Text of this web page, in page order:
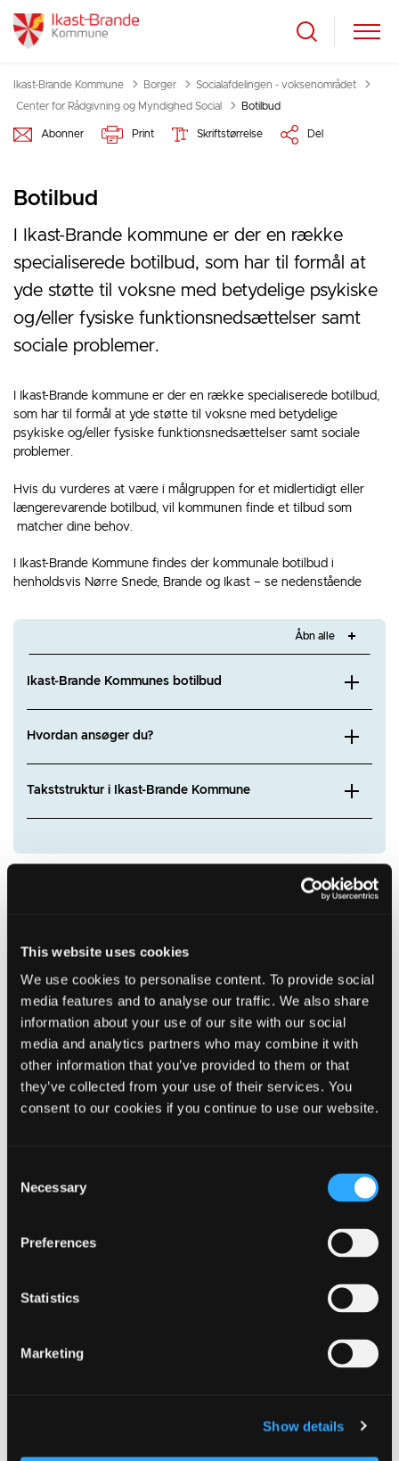
This website uses cookies
We use cookies to personalise content. To provide social
media features and to analyse our traffic. We also share
information about your use of our site with our social
media and analytics partners who may combine it with
other information that you’ve provided to them or that
they’ve collected from your use of their services. You
consent to our cookies if you continue to use our website.
Selection
Necessary
Preferences
Statistics
Marketing
Show details
Ikast-Brande Kommune Borger
Socialafdelingen - voksenområdet
Tilbage til
Center for Rådgivning og Myndighed Social Botilbud
Abonner Print Skriftstørrelse Del
Botilbud
I Ikast-Brande kommune er der en række
specialiserede botilbud, som har til formål at
yde støtte til voksne med betydelige psykiske
og/eller fysiske funktionsnedsættelser samt
sociale problemer.
I Ikast-Brande kommune er der en række specialiserede botilbud,
som har til formål at yde støtte til voksne med betydelige
psykiske og/eller fysiske funktionsnedsættelser samt sociale
problemer.
Hvis du vurderes at være i målgruppen for et midlertidigt eller
længerevarende botilbud, vil kommunen finde et tilbud som
matcher dine behov.
I Ikast-Brande Kommune findes der kommunale botilbud i
henholdsvis Nørre Snede, Brande og Ikast – se nedenstående
Åbn alle
Ikast-Brande Kommunes botilbud
Hvordan ansøger du?
Takststruktur i Ikast-Brande Kommune
Telefontid alle hverdage:
Kl. 9.00 – 12.00
Adresse:
Sjællandsgade 6
Centerleder, Center for Rådgivning og
Tlf.: 99603850
Teamleder, Center for Rådgivning og